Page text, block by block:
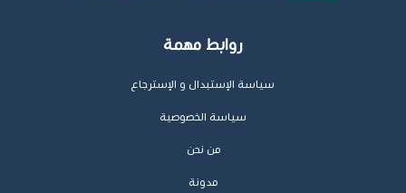
روابط مهمة
سياسة الإستبدال و الإسترجاع
سياسة الخصوصية
من نحن
مدونة